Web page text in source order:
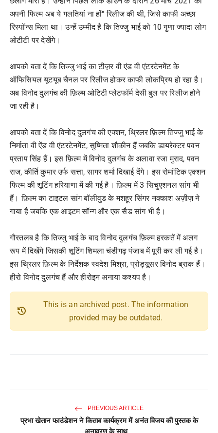
अपनी फिल्म अब ये गलतियां ना हों" रिलीज की थी, जिसे काफी अच्छा
रिस्पॉन्स मिला था। उन्हें उम्मीद है कि तिज्जु भाई को 10 गुणा ज्यादा लोग
ओटीटी पर देखेंगे।
आपको बता दें कि तिज्जु भाई का टीज़र वी एंड वी एंटरटेनमेंट के
ऑफिसियल यूटयूब चैनल पर रिलीज होकर काफी लोकप्रिय हो रहा है।
अब विनोद दुलगंच की फ़िल्म ओटिटी प्लेटफॉर्म देसी बुल पर रिलीज होने
जा रही है।
आपको बता दें कि विनोद दुलगंच की एक्शन, थ्रिलर फ़िल्म तिज्जु भाई के
निर्माता वी ऐंड वी एंटरटेनमेंट, सुष्मिता शौकीन हैं जबकि डायरेक्टर पवन
प्रताप सिंह हैं। इस फ़िल्म में विनोद दुलगंच के अलावा रजा मुराद, पवन
राज, कीर्ति कुमार उर्फ सत्ता, सागर शर्मा दिखाई देंगे। इस रोमांटिक एक्शन
फिल्म की शूटिंग हरियाणा में की गई है। फ़िल्म में 3 सिचुएशनल सांग भी
हैं। फ़िल्म का टाइटल सांग बॉलीवुड के मशहूर सिंगर नक्काश अज़ीज़ ने
गाया है जबकि एक आइटम सॉन्ग और एक सैड सांग भी है।
गौरतलब है कि तिज्जु भाई के बाद विनोद दुलगंच फ़िल्म हरकतें में अलग
रूप में दिखेंगे जिसकी शूटिंग शिमला चंडीगढ़ पंजाब में पूरी कर ली गई है।
इस थ्रिलर फ़िल्म के निर्देशक स्वदेश मिश्रा, प्रोड्यूसर विनोद ब्राक हैं।
हीरो विनोद दुलगंच हैं और हीरोइन अनाया कश्यप है।
history
This is an archived post. The information
provided may be outdated.
PREVIOUS ARTICLE
प्रभा खेतान फाउंडेशन ने किताब कार्यक्रम में अनंत विजय की पुस्तक के